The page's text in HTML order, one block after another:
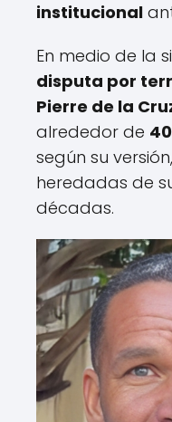
institucional
En medio de la
disputa por
Pierre de la
alrededor de
según su
heredadas de
décadas.